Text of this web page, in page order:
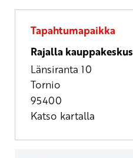
Tapahtumapaikka
Rajalla kauppakeskus
Länsiranta 10
Tornio
95400
Katso kartalla